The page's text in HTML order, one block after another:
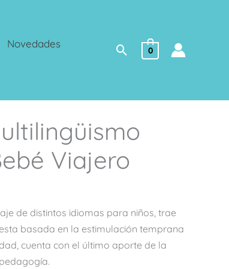
Novedades
Buscar
0
Viajero
de distintos idiomas para niños, trae
basada en la estimulación temprana
cuenta con el último aporte de la